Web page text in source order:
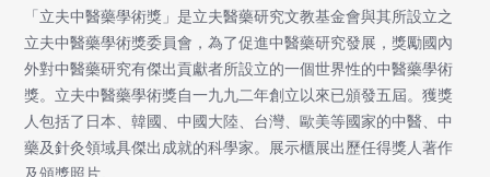
「立夫中醫藥學術獎」是立夫醫藥研究文教基金會與其所設立之
立夫中醫藥學術獎委員會，為了促進中醫藥研究發展，獎勵國內
外對中醫藥研究有傑出貢獻者所設立的一個世界性的中醫藥學術
獎。立夫中醫藥學術獎自一九九二年創立以來已頒發五屆。獲獎
人包括了日本、韓國、中國大陸、台灣、歐美等國家的中醫、中
藥及針灸領域具傑出成就的科學家。展示櫃展出歷任得獎人著作
及頒獎照片。